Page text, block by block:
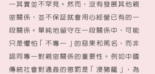
一其實並不罕見。然而，沒有發展其他親
密關係，並不保証就會用心經營已有的一
段關係。單純地留守在一段關係中，可能
只是懼怕「不專一」的惡果和罵名，而非
認同專一對親密關係的重要性。例如中國
傳統社會對通姦的懲罰是「浸豬籠」，為